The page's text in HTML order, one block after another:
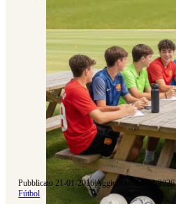
Pubblicato 21-01-2016|Aggiornato 23-04-2026
Fútbol